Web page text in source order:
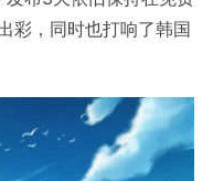
彩，同时也打响了韩国